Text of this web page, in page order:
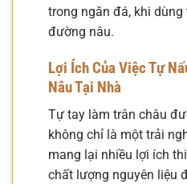
trong ngăn đá, khi
đường nâu.
Lợi Ích Của Việc Tự
Nâu Tại Nhà
Tự tay làm trân châu
không chỉ là một trải
mang lại nhiều lợi ích
chất lượng nguyên liệu